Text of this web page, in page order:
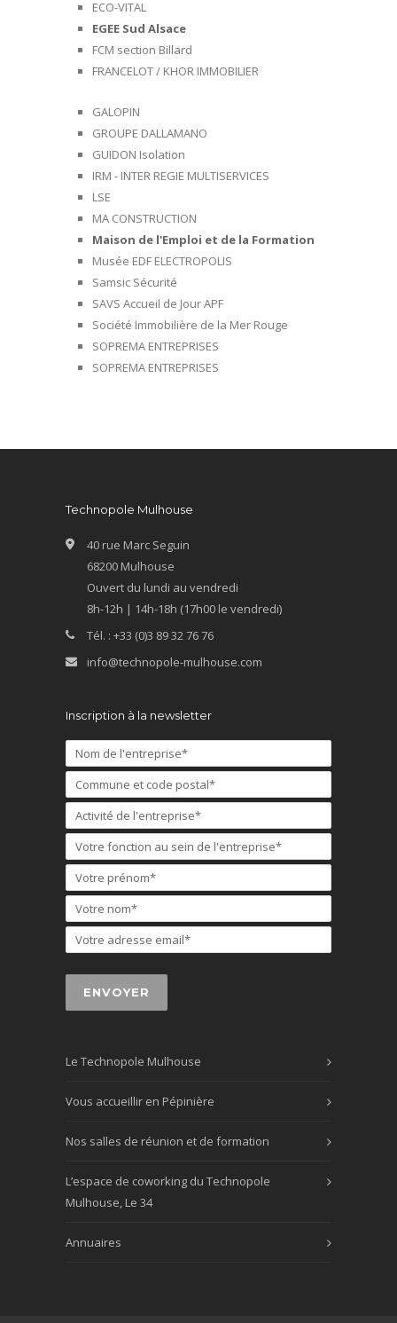
ECO-VITAL
EGEE Sud Alsace
FCM section Billard
FRANCELOT / KHOR IMMOBILIER
GALOPIN
GROUPE DALLAMANO
GUIDON Isolation
IRM - INTER REGIE MULTISERVICES
LSE
MA CONSTRUCTION
Maison de l'Emploi et de la Formation
Musée EDF ELECTROPOLIS
Samsic Sécurité
SAVS Accueil de Jour APF
Société Immobilière de la Mer Rouge
SOPREMA ENTREPRISES
SOPREMA ENTREPRISES
Technopole Mulhouse
40 rue Marc Seguin
68200 Mulhouse
Ouvert du lundi au vendredi
8h-12h | 14h-18h (17h00 le vendredi)
Tél. : +33 (0)3 89 32 76 76
info@technopole-mulhouse.com
Inscription à la newsletter
Le Technopole Mulhouse
Vous accueillir en Pépinière
Nos salles de réunion et de formation
L’espace de coworking du Technopole
Mulhouse, Le 34
Annuaires